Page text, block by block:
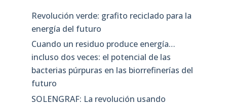
Revolución verde: grafito reciclado para la
energía del futuro
Cuando un residuo produce energía…
incluso dos veces: el potencial de las
bacterias púrpuras en las biorrefinerías del
futuro
SOLENGRAF: La revolución usando